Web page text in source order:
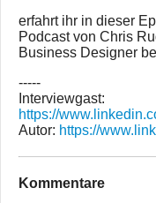
erfahrt ihr in dieser
Podcast von Chris
Business Designer
-----
Interviewgast:
https://
Autor: https://
Kommentare